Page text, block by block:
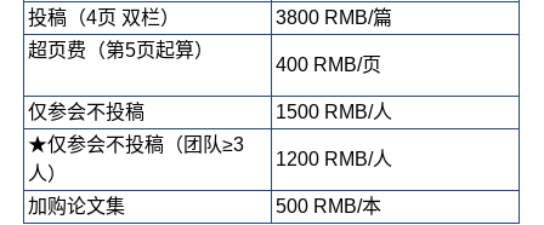
投稿（4页 双栏）
3800 RMB/篇
超页费（第5页起算）
400 RMB/页
仅参会不投稿
1500 RMB/人
★仅参会不投稿（团队≥3
人）
1200 RMB/人
加购论文集 500 RMB/本